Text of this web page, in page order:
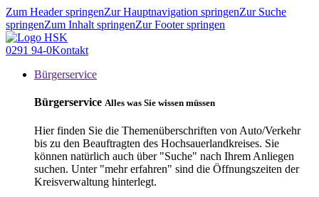
Zum Header springenZur Hauptnavigation springenZur Suche
springenZum Inhalt springenZur Footer springen
0291 94-0Kontakt
Bürgerservice
Bürgerservice Alles was Sie wissen müssen
Hier finden Sie die Themenüberschriften von Auto/Verkehr
bis zu den Beauftragten des Hochsauerlandkreises. Sie
können natürlich auch über "Suche" nach Ihrem Anliegen
suchen. Unter "mehr erfahren" sind die Öffnungszeiten der
Kreisverwaltung hinterlegt.